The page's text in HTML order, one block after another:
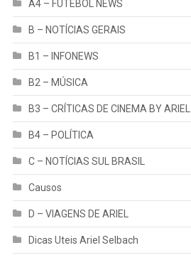
A4 – FUTEBOL NEWS
B – NOTÍCIAS GERAIS
B1 – INFONEWS
B2 – MÚSICA
B3 – CRÍTICAS DE CINEMA BY ARIEL
B4 – POLÍTICA
C – NOTÍCIAS SUL BRASIL
Causos
D – VIAGENS DE ARIEL
Dicas Uteis Ariel Selbach